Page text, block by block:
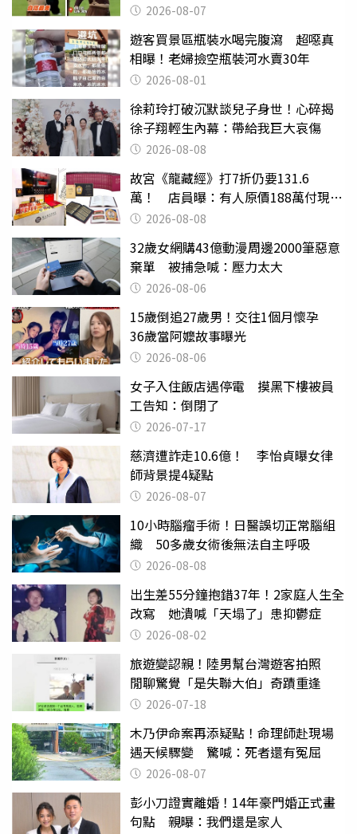
2026-08-07
遊客買景區瓶裝水喝完腹瀉 超噁真
相曝！老婦撿空瓶裝河水賣30年
2026-08-01
徐莉玲打破沉默談兒子身世！心碎揭
徐子翔輕生內幕：帶給我巨大哀傷
2026-08-08
故宮《龍藏經》打7折仍要131.6
萬！ 店員曝：有人原價188萬付現購
買 2026-08-08
32歲女網購43億動漫周邊2000筆惡意
棄單 被捕急喊：壓力太大
2026-08-06
15歲倒追27歲男！交往1個月懷孕
36歲當阿嬤故事曝光
2026-08-06
女子入住飯店遇停電 摸黑下樓被員
工告知：倒閉了
2026-07-17
慈濟遭詐走10.6億！ 李怡貞曝女律
師背景提4疑點
2026-08-07
10小時腦瘤手術！日醫誤切正常腦組
織 50多歲女術後無法自主呼吸
2026-08-08
出生差55分鐘抱錯37年！2家庭人生全
改寫 她潰喊「天塌了」患抑鬱症
2026-08-02
旅遊變認親！陸男幫台灣遊客拍照
閒聊驚覺「是失聯大伯」奇蹟重逢
2026-07-18
木乃伊命案再添疑點！命理師赴現場
遇天候驟變 驚喊：死者還有冤屈
2026-08-07
彭小刀證實離婚！14年豪門婚正式畫
句點 親曝：我們還是家人